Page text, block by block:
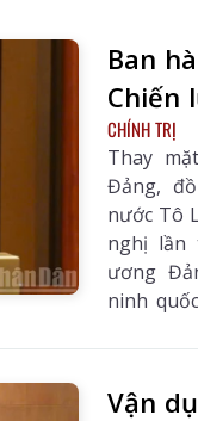
Ban
Chiến
CHÍNH TRỊ
Thay
Đảng,
nước Tô
nghị lần
ương
ninh
Vận
07/2026